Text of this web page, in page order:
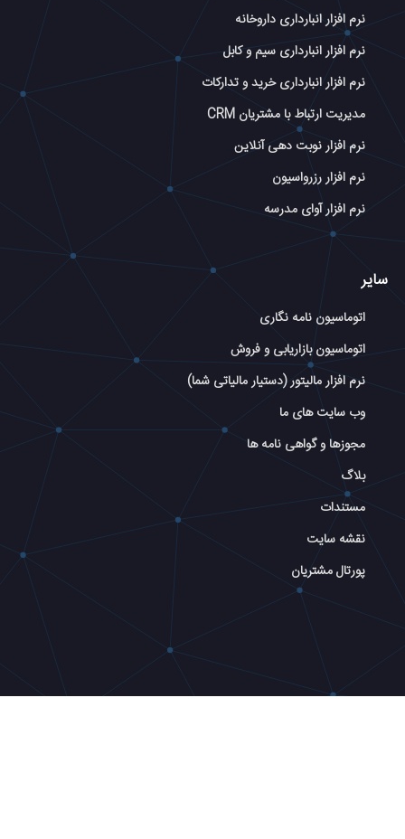
نرم افزار انبارداری داروخانه
نرم افزار انبارداری سیم و کابل
نرم افزار انبارداری خرید و تدارکات
مدیریت ارتباط با مشتریان CRM
نرم افزار نوبت دهی آنلاین
نرم افزار رزرواسیون
نرم افزار آوای مدرسه
سایر
اتوماسیون نامه نگاری
اتوماسیون بازاریابی و فروش
نرم افزار مالیتور (دستیار مالیاتی شما)
وب سایت های ما
مجوزها و گواهی نامه ها
بلاگ
مستندات
نقشه سایت
پورتال مشتریان